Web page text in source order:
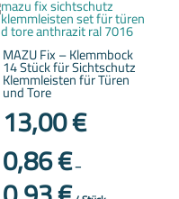
MAZU Fix – Klemmbock
14 Stück für Sichtschutz
Klemmleisten für Türen
und Tore
13,00€
0,86€–
Produkt
weist
mehrere
auf.